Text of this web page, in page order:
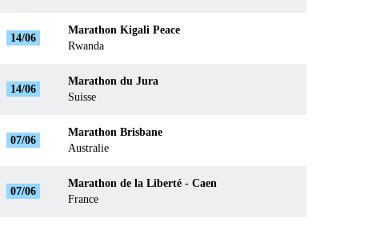
14/06
Marathon Kigali Peace
Rwanda
14/06
Marathon du Jura
Suisse
07/06
Marathon Brisbane
Australie
07/06
Marathon de la Liberté - Caen
France